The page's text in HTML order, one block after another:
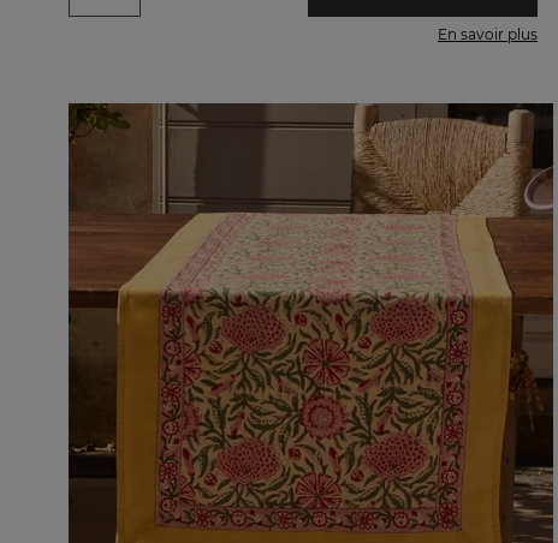
En savoir plus